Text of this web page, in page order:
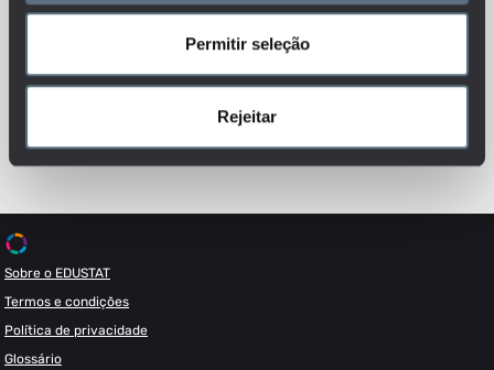
Permitir seleção
Rejeitar
Esteja sempre a par das novidades, siga-nos nas redes sociais.
Sobre o EDUSTAT
Termos e condições
Política de privacidade
Glossário